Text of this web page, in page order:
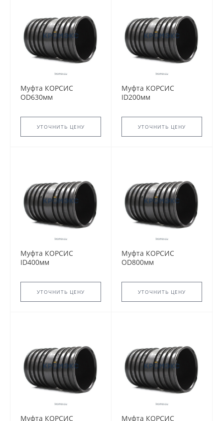
Муфта КОРСИС
OD630мм
УТОЧНИТЬ ЦЕНУ
Муфта КОРСИС
ID200мм
УТОЧНИТЬ ЦЕНУ
Муфта КОРСИС
ID400мм
УТОЧНИТЬ ЦЕНУ
Муфта КОРСИС
OD800мм
УТОЧНИТЬ ЦЕНУ
Муфта КОРСИС Муфта КОРСИС